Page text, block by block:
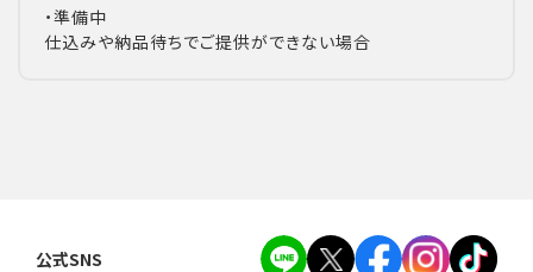
・準備中
仕込みや納品待ちでご提供ができない場合
公式SNS